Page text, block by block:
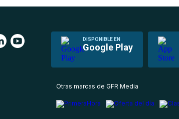
DISPONIBLE EN
Google Play
Otras marcas de GFR Media